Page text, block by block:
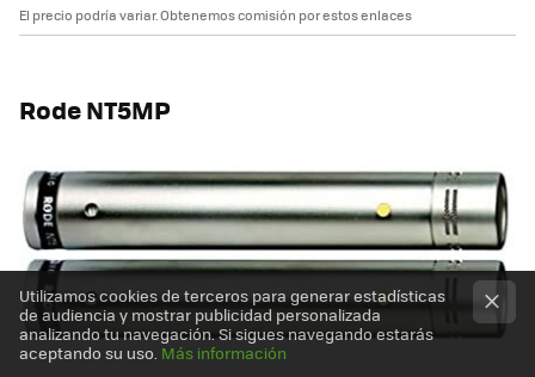
El precio podría variar. Obtenemos comisión por estos enlaces
Rode NT5MP
Utilizamos cookies de terceros para generar estadísticas
de audiencia y mostrar publicidad personalizada
analizando tu navegación. Si sigues navegando estarás
aceptando su uso. Más información